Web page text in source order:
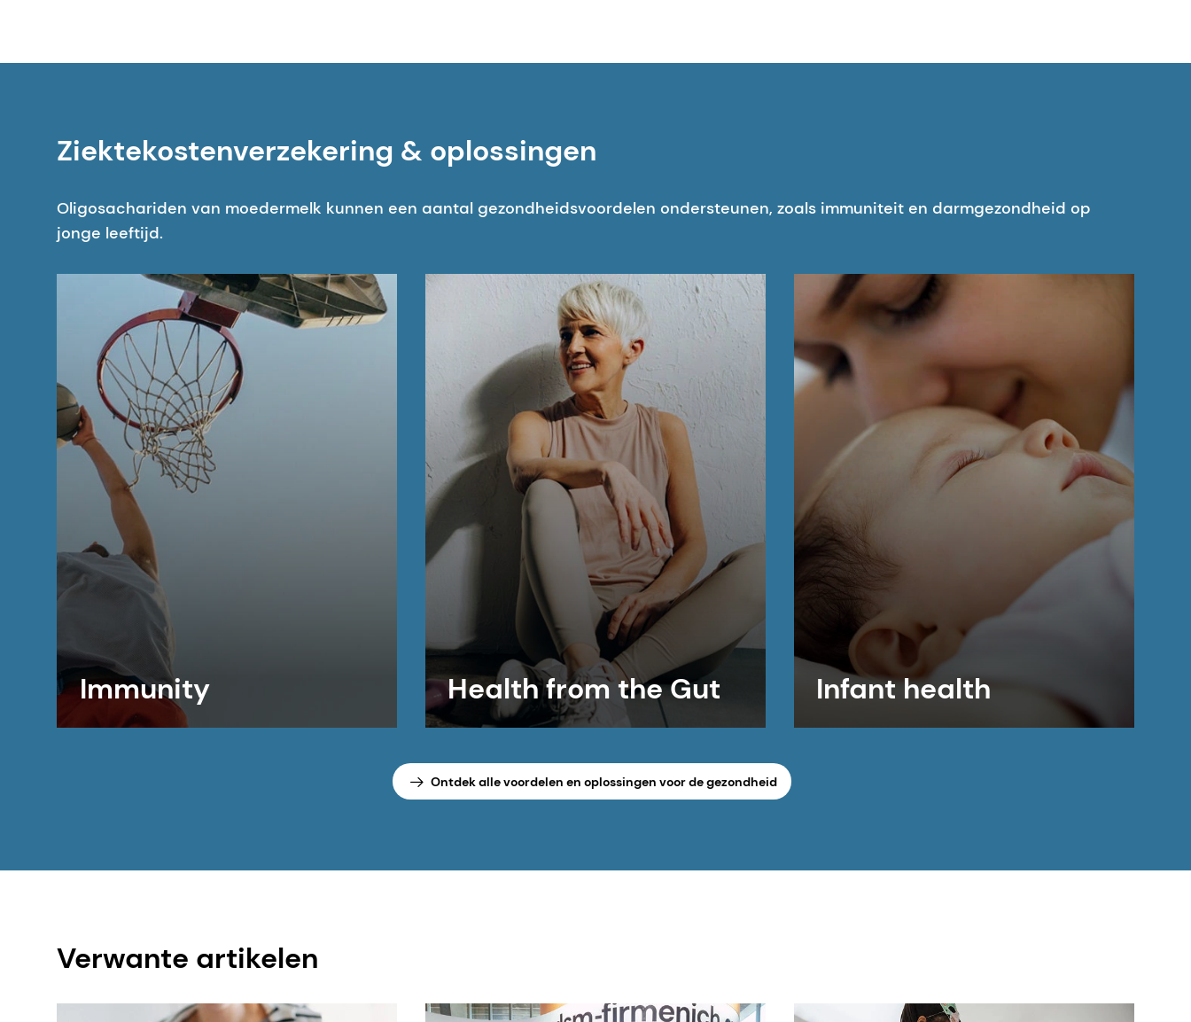
https://doi.org/10.1093/jn/124.12.2358
3. Brassart, D., Woltz, A., Golliard, M., & Neeser, J. R. (1991). In vitro inhibitie van adhesie van klinische isolaten van Candida albicans aan
https://doi.org/10.1128/iai.59.5.1605-1613.1991
humane melkoligosacchariden. Glycobiologie, 21(9), 1217-1227. https://doi.org/10.1093/glycob/cwr055
5. El-Hawiet, A., Kitova, E. N., & Klassen, J. S. (2015). Herkenning van humane melkoligosacchariden door bacteriële exotoxinen. Glycobiologie,
25(8), 845-854. https://doi.org/10.1093/glycob/cwv025
6. Asakuma, S., Hatakeyama, E., Urashima, T., Yoshida, E., Katayama, T., Yamamoto, K., Kumagai, H., Ashida, H., Hirose, J., en Kitaoka, M. (2011).
Fysiologie van de consumptie van humane melkoligosaccha- riden door darmgeassocieerde bifidobacteriën van zuigelingen. Journal of
Biological Chemistry, 286(40):34583-34592.
7. Zhao, C., Wu, Y., Yu, H., Shah, I. M., Li, Y., Zeng, J., Liu, B., Mills, D. A., and Chen, X. (2016). De één-pot multienzym (OPME) synthese van
menselijke bloedgroep H-antigenen en een menselijke melkoligosac- charide (HMOS) met zeer actief Thermosynechococcus elongatus α1-2-
fucosyltransferase. Chemical Communications, 52(20):3899-3902.
Ziektekostenverzekering & oplossingen
Oligosachariden van moedermelk kunnen een aantal gezondheidsvoordelen ondersteunen, zoals immuniteit en darmgezondheid op
jonge leeftijd.
Immunity Health from the Gut Infant health
Ontdek alle voordelen en oplossingen voor de gezondheid
Verwante artikelen